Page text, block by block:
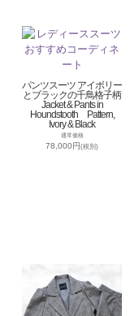
パンツスーツ アイボリー
とブラックの千鳥格子柄
Jacket & Pants in
Houndstooth Pattern,
Ivory & Black
通常価格
78,000円(税別)